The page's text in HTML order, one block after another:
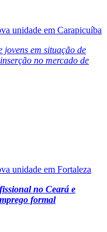
unidade em Carapicuíba
em situação de
no mercado de
unidade em Fortaleza
no Ceará e
formal